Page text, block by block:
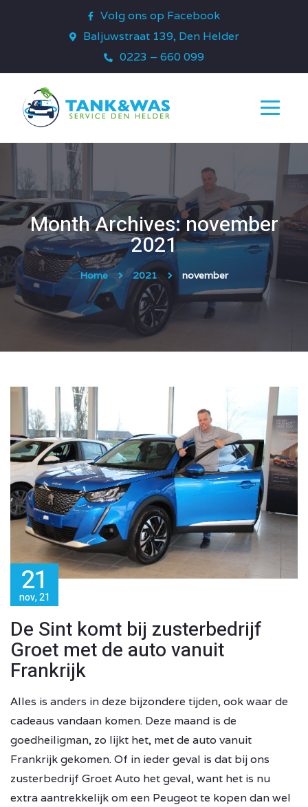
Volg ons op Facebook
Baljuwstraat 139, Den Helder
0223 – 660 099
Month Archives: november
2021
Home 2021 november
21
nov, 21
De Sint komt bij zusterbedrijf
Groet met de auto vanuit
Frankrijk
Alles is anders in deze bijzondere tijden, ook waar de
cadeaus vandaan komen. Deze maand is de
goedheiligman, zo lijkt het, met de auto vanuit
Frankrijk gekomen. Of in ieder geval is dat bij ons
zusterbedrijf Groet Auto het geval, want het is nu
extra aantrekkelijk om een Peugeot te kopen dan wel